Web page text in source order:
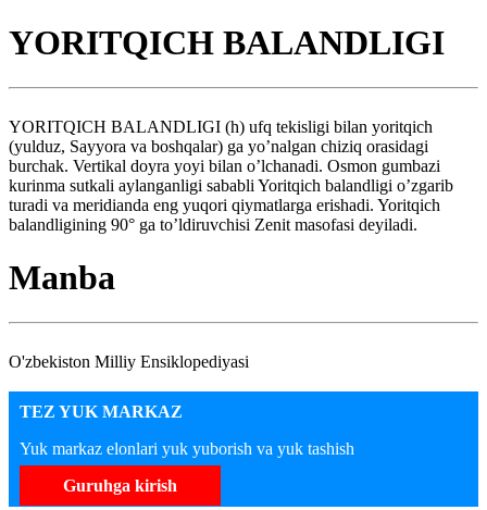
YORITQICH BALANDLIGI
YORITQICH BALANDLIGI (h) ufq tekisligi bilan yoritqich
(yulduz, Sayyora va boshqalar) ga yo’nalgan chiziq orasidagi
burchak. Vertikal doyra yoyi bilan o’lchanadi. Osmon gumbazi
kurinma sutkali aylanganligi sababli Yoritqich balandligi o’zgarib
turadi va meridianda eng yuqori qiymatlarga erishadi. Yoritqich
balandligining 90° ga to’ldiruvchisi Zenit masofasi deyiladi.
Manba
O'zbekiston Milliy Ensiklopediyasi
TEZ YUK MARKAZ
Yuk markaz elonlari yuk yuborish va yuk tashish
Guruhga kirish